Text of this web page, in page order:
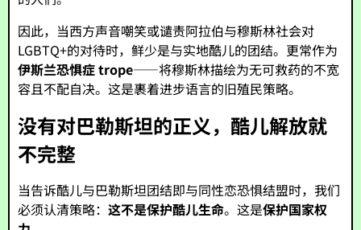
因此，当西方声音嘲笑或谴责阿拉伯与穆斯林社会对
LGBTQ+的对待时，鲜少是与实地酷儿的团结。更常作为
伊斯兰恐惧症 trope——将穆斯林描绘为无可救药的不宽
容且不配自决。这是裹着进步语言的旧殖民策略。
没有对巴勒斯坦的正义，酷儿解放就
不完整
当告诉酷儿与巴勒斯坦团结即与同性恋恐惧结盟时，我们
必须认清策略：这不是保护酷儿生命。这是保护国家权